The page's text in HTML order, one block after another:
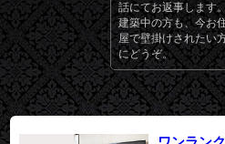
話にてお返事します
建築中の方も、今お
屋で壁掛けされたい
にどうぞ。